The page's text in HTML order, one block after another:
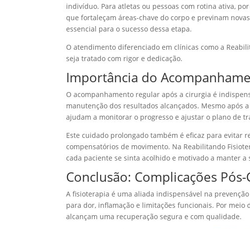
indivíduo. Para atletas ou pessoas com rotina ativa,
que fortaleçam áreas-chave do corpo e previnam
essencial para o sucesso dessa etapa.
O atendimento diferenciado em clínicas como a
seja tratado com rigor e dedicação.
Importância do
O acompanhamento regular após a cirurgia é
manutenção dos resultados alcançados. Mesmo após
ajudam a monitorar o progresso e ajustar o plano de
Este cuidado prolongado também é eficaz para evitar
compensatórios de movimento. Na Reabilitando
cada paciente se sinta acolhido e motivado a manter a
Conclusão: Complicações
A fisioterapia é uma aliada indispensável na
para dor, inflamação e limitações funcionais. Por
alcançam uma recuperação segura e com qualidade.